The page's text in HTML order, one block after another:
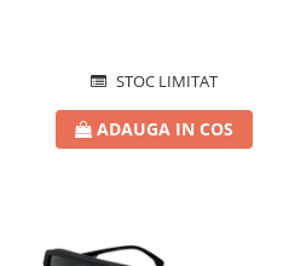
STOC LIMITAT
ADAUGA IN COS